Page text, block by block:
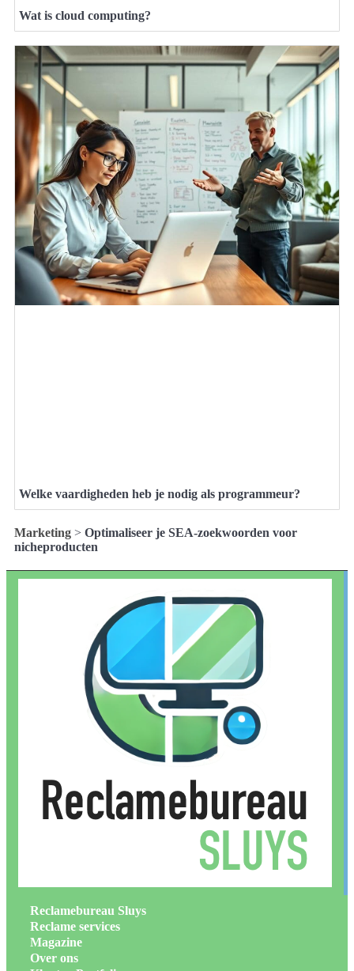
Wat is cloud computing?
Welke vaardigheden heb je nodig als programmeur?
Marketing > Optimaliseer je SEA-zoekwoorden voor
nicheproducten
Reclamebureau Sluys
Reclame services
Magazine
Over ons